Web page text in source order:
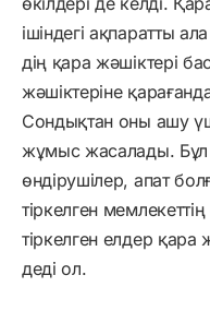
ішіндегі ақпаратты
дің қара жәшіктері
жәшіктеріне
Сондықтан оны ашу
жұмыс жасалады. Бұл
өндірушілер, апат
тіркелген
тіркелген елдер
деді ол.